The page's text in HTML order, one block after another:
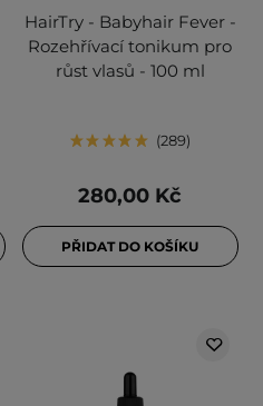
HairTry - Babyhair Fever -
Rozehřívací tonikum pro
růst vlasů - 100 ml
289
280,00 Kč
PŘIDAT DO KOŠÍKU